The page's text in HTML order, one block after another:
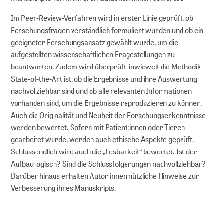
Online-Seminare
Persönliche Beratung
FORSCHUNGSDATENMANAGEMENT
Planen
Dokumentieren
Referenzieren und finden
Publizieren
Im Peer-Review-Verfahren wird in erster Linie geprüft, ob
Forschungsfragen verständlich formuliert wurden und ob ein
geeigneter Forschungsansatz gewählt wurde, um die
aufgestellten wissenschaftlichen Fragestellungen zu
beantworten. Zudem wird überprüft, inwieweit die Methodik
State-of-the-Art ist, ob die Ergebnisse und ihre Auswertung
nachvollziehbar sind und ob alle relevanten Informationen
vorhanden sind, um die Ergebnisse reproduzieren zu können.
Auch die Originalität und Neuheit der Forschungs­erkennt­nisse
werden bewertet. Sofern mit Patient:innen oder Tieren
gearbeitet wurde, werden auch ethische Aspekte geprüft.
Schlussendlich wird auch die „Lesbarkeit“ bewertet: Ist der
Aufbau logisch? Sind die Schlussfolgerungen nachvollziehbar?
Darüber hinaus erhalten Autor:innen nützliche Hinweise zur
Verbesserung ihres Manuskripts.